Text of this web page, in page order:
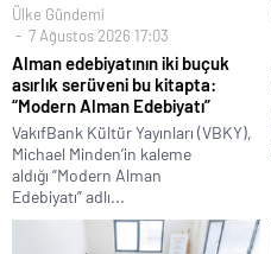
Ülke Gündemi
7 Ağustos 2026 17:03
Alman edebiyatının iki buçuk
asırlık serüveni bu kitapta:
“Modern Alman Edebiyatı”
VakıfBank Kültür Yayınları (VBKY),
Michael Minden’in kaleme
aldığı “Modern Alman
Edebiyatı” adlı...